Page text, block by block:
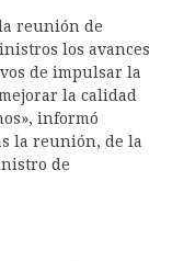
reunión de
los avances
de impulsar la
la calidad
informó
la reunión, de la
de